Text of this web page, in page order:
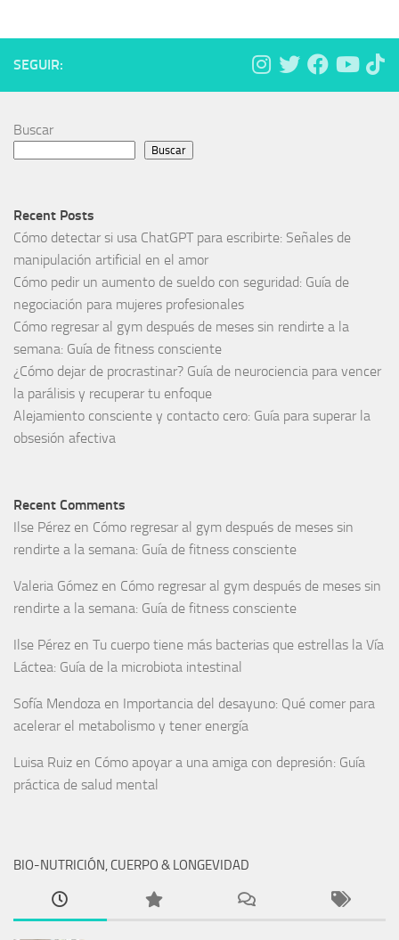
SEGUIR:
Buscar
Buscar
Recent Posts
Cómo detectar si usa ChatGPT para escribirte: Señales de
manipulación artificial en el amor
Cómo pedir un aumento de sueldo con seguridad: Guía de
negociación para mujeres profesionales
Cómo regresar al gym después de meses sin rendirte a la
semana: Guía de fitness consciente
¿Cómo dejar de procrastinar? Guía de neurociencia para vencer
la parálisis y recuperar tu enfoque
Alejamiento consciente y contacto cero: Guía para superar la
obsesión afectiva
Recent Comments
Ilse Pérez en Cómo regresar al gym después de meses sin
rendirte a la semana: Guía de fitness consciente
Valeria Gómez en Cómo regresar al gym después de meses sin
rendirte a la semana: Guía de fitness consciente
Ilse Pérez en Tu cuerpo tiene más bacterias que estrellas la Vía
Láctea: Guía de la microbiota intestinal
Sofía Mendoza en Importancia del desayuno: Qué comer para
acelerar el metabolismo y tener energía
Luisa Ruiz en Cómo apoyar a una amiga con depresión: Guía
práctica de salud mental
BIO-NUTRICIÓN, CUERPO & LONGEVIDAD